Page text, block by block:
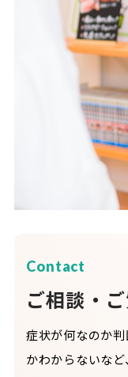
Contact
ご相談・
症状が何なのか
かわからないなど